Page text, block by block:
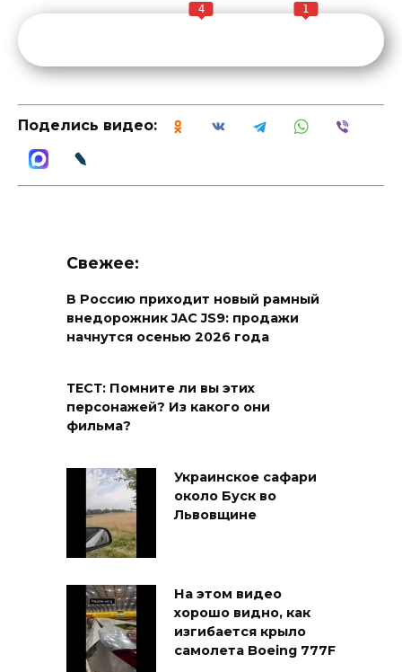
4 1
Поделись видео:
Свежее:
В Россию приходит новый рамный
внедорожник JAC JS9: продажи
начнутся осенью 2026 года
ТЕСТ: Помните ли вы этих
персонажей? Из какого они
фильма?
Украинское сафари
около Буск во
Львовщине
На этом видео
хорошо видно, как
изгибается крыло
самолета Boeing 777F